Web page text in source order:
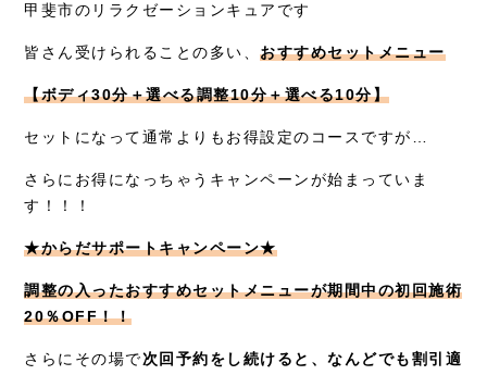
症例別施術
採用情報
甲斐市のリラクゼーションキュアです
皆さん受けられることの多い、おすすめセットメニュー
【ボディ30分＋選べる調整10分＋選べる10分】
セットになって通常よりもお得設定のコースですが…
さらにお得になっちゃうキャンペーンが始まっていま
す！！！
★からだサポートキャンペーン★
調整の入ったおすすめセットメニューが期間中の初回施術
20％OFF！！
さらにその場で次回予約をし続けると、なんどでも割引適